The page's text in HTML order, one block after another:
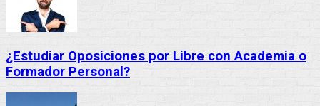
¿Estudiar Oposiciones por Libre con Academia o
Formador Personal?